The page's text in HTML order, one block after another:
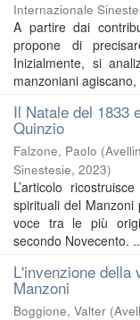
Internazionale
A partire dai
propone di
Inizialmente, si
manzoniani
Il Natale del 1833
Quinzio
Falzone, Paolo (
Sinestesie, 2023)
L’articolo
spirituali del Manzoni
voce tra le più
secondo Novecento.
L'invenzione della
Manzoni
Boggione, Valter (